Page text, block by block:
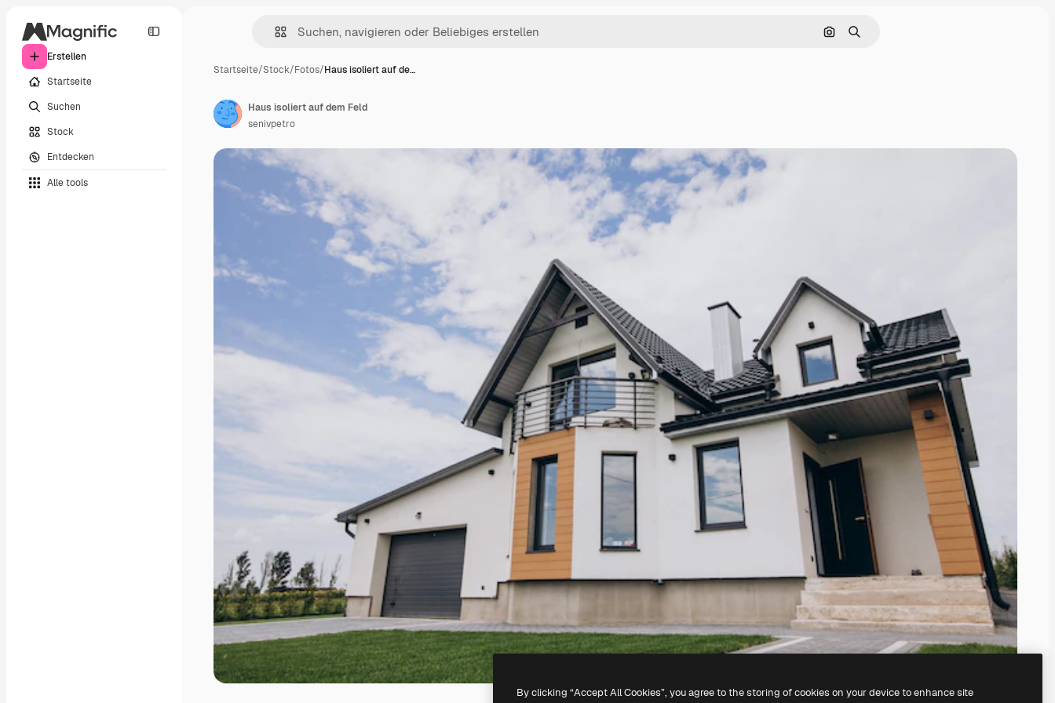
Erstellen
Startseite
Suchen
Stock
Entdecken
Alle tools
Nach Bild suchen
Suchen
Startseite/Stock/Fotos/Haus isoliert auf de…
Haus isoliert auf dem Feld
senivpetro
By clicking “Accept All Cookies”, you agree to the storing of cookies on your device to enhance site